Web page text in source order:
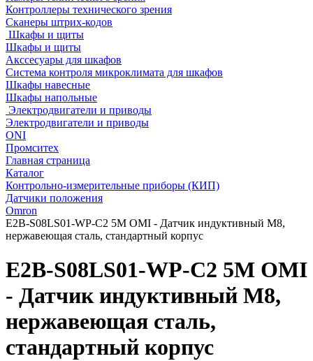
Контроллеры технического зрения
Сканеры штрих-кодов
Шкафы и щиты
Шкафы и щиты
Акссесуары для шкафов
Система контроля микроклимата для шкафов
Шкафы навесные
Шкафы напольные
Электродвигатели и приводы
Электродвигатели и приводы
ONI
Промситех
Главная страница
Каталог
Контрольно-измерительные приборы (КИП)
Датчики положения
Omron
E2B-S08LS01-WP-C2 5M OMI - Датчик индуктивный M8,
нержавеющая сталь, стандартный корпус
E2B-S08LS01-WP-C2 5M OMI
- Датчик индуктивный M8,
нержавеющая сталь,
стандартный корпус